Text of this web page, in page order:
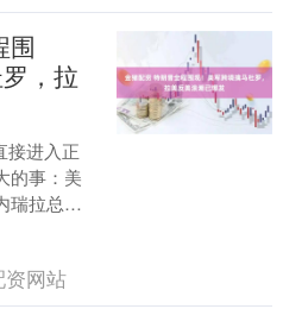
围
，拉
进入正
的事：美
瑞拉总统
他全程
网站